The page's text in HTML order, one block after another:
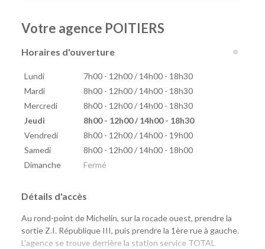
Votre agence POITIERS
Horaires d'ouverture
Lundi
7h00 - 12h00 / 14h00 - 18h30
Mardi
8h00 - 12h00 / 14h00 - 18h30
Mercredi
8h00 - 12h00 / 14h00 - 18h30
Jeudi
8h00 - 12h00 / 14h00 - 18h30
Vendredi
8h00 - 12h00 / 14h00 - 19h00
Samedi
8h00 - 12h00 / 14h00 - 18h00
Dimanche
Fermé
Détails d'accès
Au rond-point de Michelin, sur la rocade ouest, prendre la
sortie Z.I. République III, puis prendre la 1ère rue à gauche.
L’agence se trouve derrière la station service TOTAL